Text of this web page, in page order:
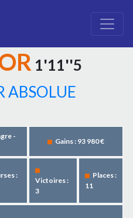
1'11''5
ABSOLUE
-
Gains : 93 980 €
:
Victoires :
3
Places :
11